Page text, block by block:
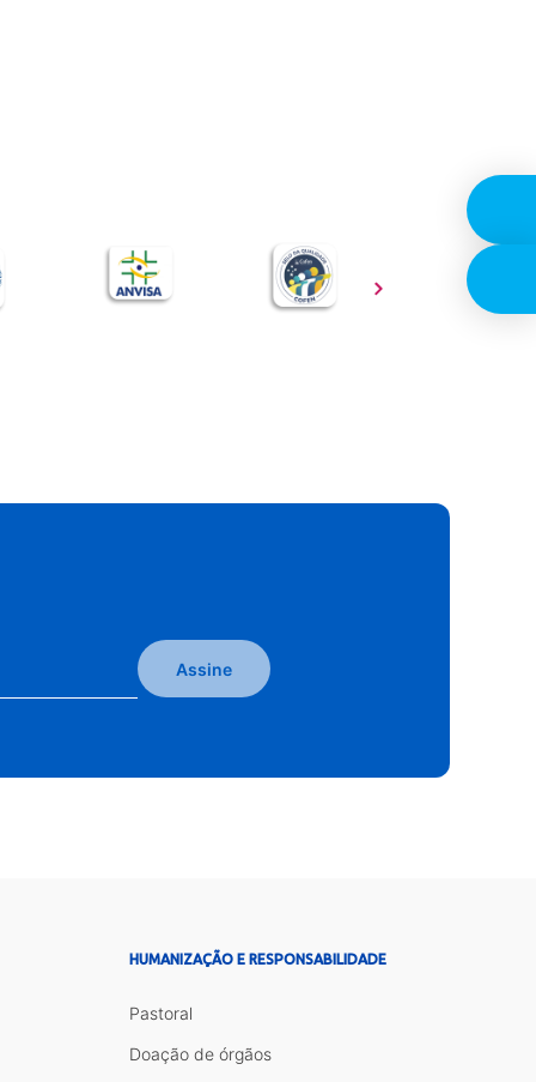
Assine
HUMANIZAÇÃO E RESPONSABILIDADE
Pastoral
Doação de órgãos